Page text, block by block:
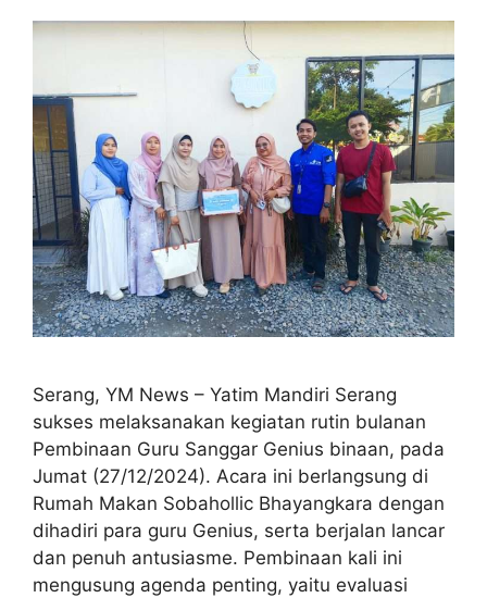
Serang, YM News – Yatim Mandiri Serang
sukses melaksanakan kegiatan rutin bulanan
Pembinaan Guru Sanggar Genius binaan, pada
Jumat (27/12/2024). Acara ini berlangsung di
Rumah Makan Sobahollic Bhayangkara dengan
dihadiri para guru Genius, serta berjalan lancar
dan penuh antusiasme. Pembinaan kali ini
mengusung agenda penting, yaitu evaluasi